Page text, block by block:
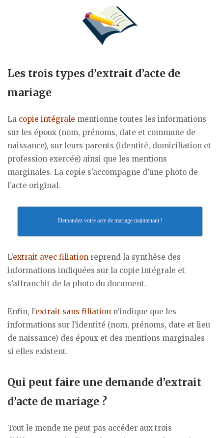
Les trois types d’extrait d’acte de
mariage
La copie intégrale mentionne toutes les informations
sur les époux (nom, prénoms, date et commune de
naissance), sur leurs parents (identité, domiciliation et
profession exercée) ainsi que les mentions
marginales. La copie s’accompagne d’une photo de
l’acte original.
Demandez votre acte de mariage maintenant !
L’extrait avec filiation reprend la synthèse des
informations indiquées sur la copie intégrale et
s’affranchit de la photo du document.
Enfin, l’extrait sans filiation n’indique que les
informations sur l’identité (nom, prénoms, date et lieu
de naissance) des époux et des mentions marginales
si elles existent.
Qui peut faire une demande d’extrait
d’acte de mariage ?
Tout le monde ne peut pas accéder aux trois